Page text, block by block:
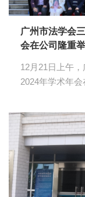
广州市法学会
会在公司隆重
12月21日上午
2024年学术年
际victor1946承
际victor1946三
导，来自广东
公司、广东培
的专家学者，
（广州）律师